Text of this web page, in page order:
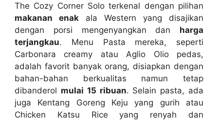
The Cozy Corner Solo terkenal dengan pilihan
makanan enak ala Western yang disajikan
dengan porsi mengenyangkan dan harga
terjangkau. Menu Pasta mereka, seperti
Carbonara creamy atau Aglio Olio pedas,
adalah favorit banyak orang, disiapkan dengan
bahan-bahan berkualitas namun tetap
dibanderol mulai 15 ribuan. Selain pasta, ada
juga Kentang Goreng Keju yang gurih atau
Chicken Katsu Rice yang renyah dan